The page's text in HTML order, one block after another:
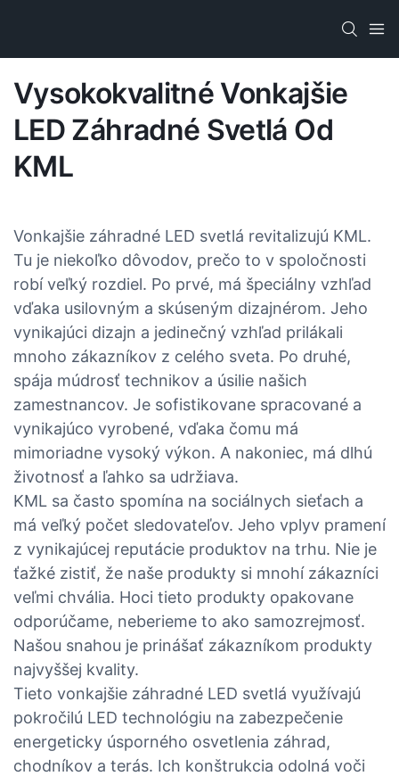
Vysokokvalitné Vonkajšie
LED Záhradné Svetlá Od
KML
Vonkajšie záhradné LED svetlá revitalizujú KML.
Tu je niekoľko dôvodov, prečo to v spoločnosti
robí veľký rozdiel. Po prvé, má špeciálny vzhľad
vďaka usilovným a skúseným dizajnérom. Jeho
vynikajúci dizajn a jedinečný vzhľad prilákali
mnoho zákazníkov z celého sveta. Po druhé,
spája múdrosť technikov a úsilie našich
zamestnancov. Je sofistikovane spracované a
vynikajúco vyrobené, vďaka čomu má
mimoriadne vysoký výkon. A nakoniec, má dlhú
životnosť a ľahko sa udržiava.
KML sa často spomína na sociálnych sieťach a
má veľký počet sledovateľov. Jeho vplyv pramení
z vynikajúcej reputácie produktov na trhu. Nie je
ťažké zistiť, že naše produkty si mnohí zákazníci
veľmi chvália. Hoci tieto produkty opakovane
odporúčame, neberieme to ako samozrejmosť.
Našou snahou je prinášať zákazníkom produkty
najvyššej kvality.
Tieto vonkajšie záhradné LED svetlá využívajú
pokročilú LED technológiu na zabezpečenie
energeticky úsporného osvetlenia záhrad,
chodníkov a terás. Ich konštrukcia odolná voči